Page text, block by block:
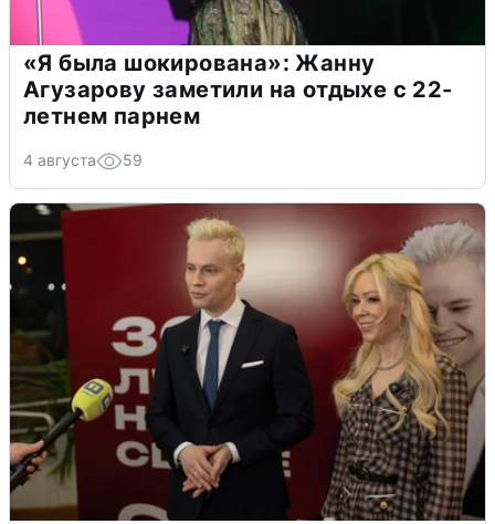
«Я была шокирована»: Жанну
Агузарову заметили на отдыхе с 22-
летнем парнем
4 августа 59